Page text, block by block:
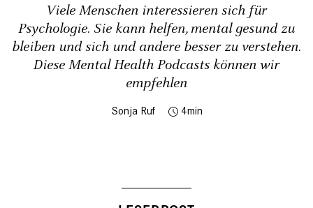
Viele Menschen interessieren sich für
Psychologie. Sie kann helfen, mental gesund zu
bleiben und sich und andere besser zu verstehen.
Diese Mental Health Podcasts können wir
empfehlen
Sonja Ruf 4